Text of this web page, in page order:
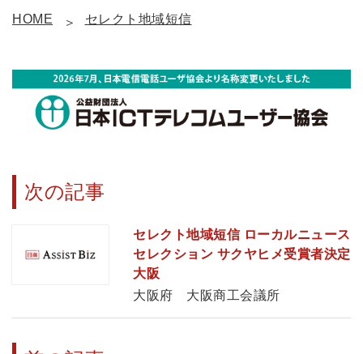
HOME セレクト地域短信
次の記事
セレクト地域短信 ローカルニュース
セレクション サクヤヒメ受賞者決定
大阪
大阪府 大阪商工会議所